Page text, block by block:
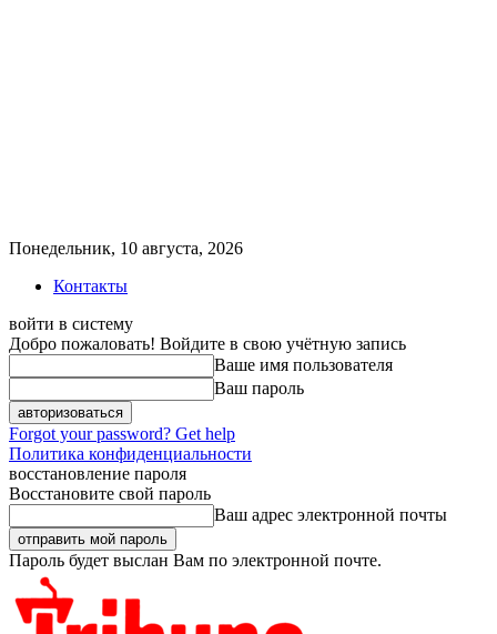
Понедельник, 10 августа, 2026
Контакты
войти в систему
Добро пожаловать! Войдите в свою учётную запись
Ваше имя пользователя
Ваш пароль
Forgot your password? Get help
Политика конфиденциальности
восстановление пароля
Восстановите свой пароль
Ваш адрес электронной почты
Пароль будет выслан Вам по электронной почте.